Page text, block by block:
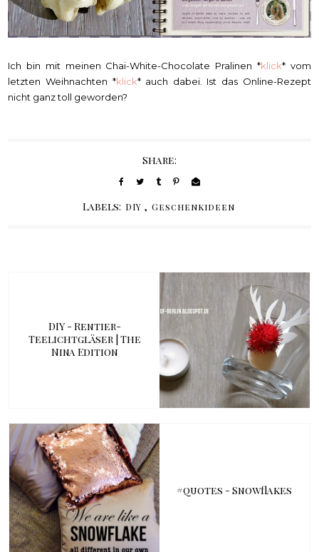
Ich bin mit meinen Chai-White-Chocolate Pralinen *klick* vom
letzten Weihnachten *klick* auch dabei. Ist das Online-Rezept
nicht ganz toll geworden?
Share:
Labels: DIY , Geschenkideen
DIY - Rentier-
Teelichtgläser | The
Nina Edition
#quotes - Snowflakes